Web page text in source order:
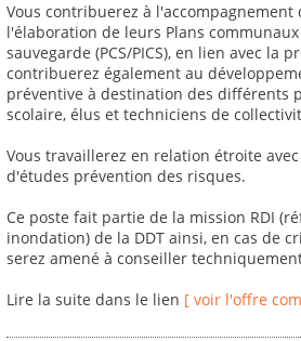
Vous contribuerez à l'accompagnement
l'élaboration de leurs Plans
sauvegarde (PCS/PICS), en lien avec la
contribuerez également au
préventive à destination des différents
scolaire, élus et techniciens de
Vous travaillerez en relation étroite
d'études prévention des risques.
Ce poste fait partie de la mission RDI
inondation) de la DDT ainsi, en cas de
serez amené à conseiller
Lire la suite dans le lien [ voir l'offre